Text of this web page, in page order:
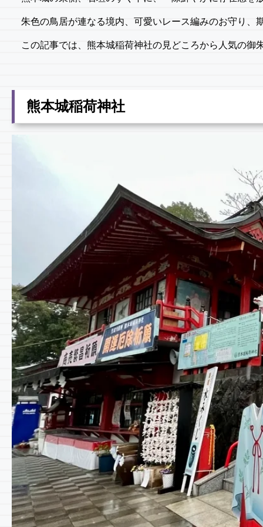
朱色の鳥居が連なる境内、可愛いレース編みのお守り
この記事では、熊本城稲荷神社の見どころから人気の御
熊本城稲荷神社